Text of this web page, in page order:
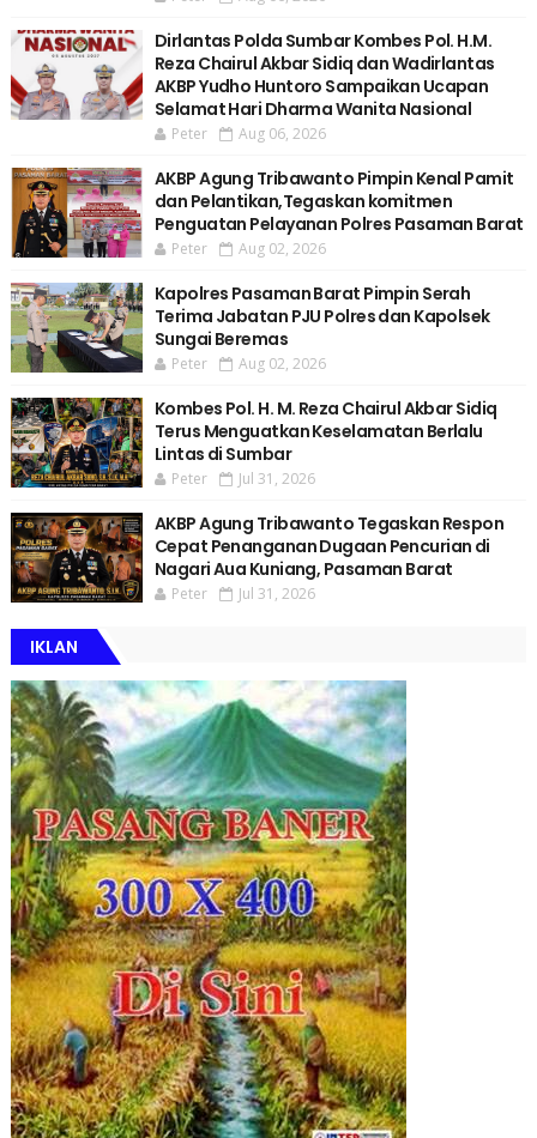
Dirlantas Polda Sumbar Kombes Pol. H.M.
Reza Chairul Akbar Sidiq dan Wadirlantas
AKBP Yudho Huntoro Sampaikan Ucapan
Selamat Hari Dharma Wanita Nasional
Peter Aug 06, 2026
AKBP Agung Tribawanto Pimpin Kenal Pamit
dan Pelantikan,Tegaskan komitmen
Penguatan Pelayanan Polres Pasaman Barat
Peter Aug 02, 2026
Kapolres Pasaman Barat Pimpin Serah
Terima Jabatan PJU Polres dan Kapolsek
Sungai Beremas
Peter Aug 02, 2026
Kombes Pol. H. M. Reza Chairul Akbar Sidiq
Terus Menguatkan Keselamatan Berlalu
Lintas di Sumbar
Peter Jul 31, 2026
AKBP Agung Tribawanto Tegaskan Respon
Cepat Penanganan Dugaan Pencurian di
Nagari Aua Kuniang, Pasaman Barat
Peter Jul 31, 2026
IKLAN